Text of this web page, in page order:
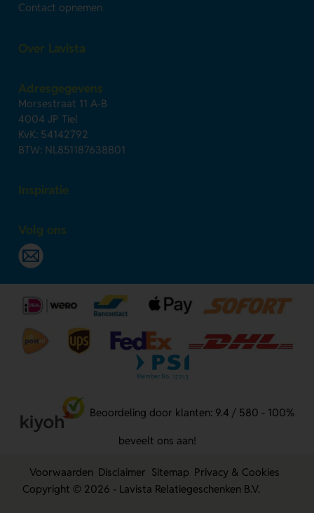
Contact opnemen
Over Lavista
Adresgegevens
Morsestraat 11 A-B
4004 JP Tiel
KvK: 54142792
BTW: NL851187638B01
Inspiratie
Volg ons
Beoordeling door klanten: 9.4 / 580 - 100%
beveelt ons aan!
Voorwaarden Disclaimer Sitemap Privacy & Cookies
Copyright © 2026 - Lavista Relatiegeschenken B.V.